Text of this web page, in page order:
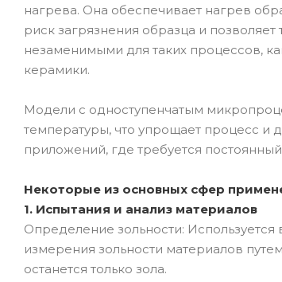
нагрева. Она обеспечивает нагрев
риск загрязнения образца и
незаменимыми для таких процессов,
керамики.
Модели с одноступенчатым
температуры, что упрощает процесс и
приложений, где требуется
Некоторые из основных сфер
1. Испытания и анализ материалов
Определение зольности: Используется
измерения зольности материалов
останется только зола.